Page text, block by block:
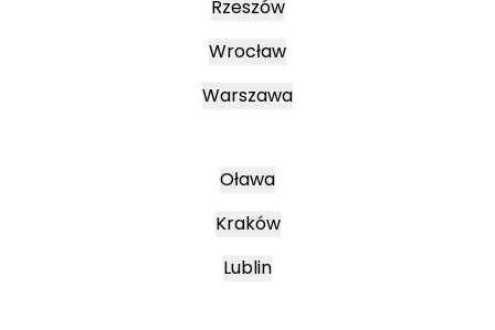
Rzeszów
Wrocław
Warszawa
Oława
Kraków
Lublin